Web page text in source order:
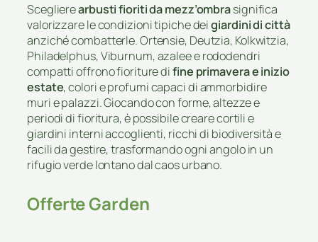
Sceglierearbusti fioriti da mezz’ombrasignifica
valorizzare le condizioni tipiche deigiardini di città
anziché combatterle. Ortensie, Deutzia, Kolkwitzia,
Philadelphus, Viburnum, azalee e rododendri
compatti offrono fioriture difine primavera e inizio
estate, colori e profumi capaci di ammorbidire
muri e palazzi. Giocando con forme, altezze e
periodi di fioritura, è possibile creare cortili e
giardini interni accoglienti, ricchi di biodiversità e
facili da gestire, trasformando ogni angolo in un
rifugio verde lontano dal caos urbano.
Offerte Garden